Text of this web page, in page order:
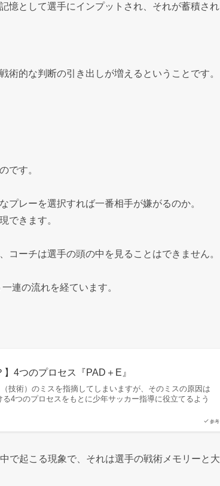
憶として選手にインプットされ、それが蓄積され
的な判断の引き出しが増えるということです。
です。
レーを選択すれば一番相手が嫌がるのか。
できます。
コーチは選手の頭の中を見ることはできません。
連の流れを経ています。
参考
4つのプロセス『PAD＋E』
技術）のミスを指摘してしまいますが、そのミスの原因は
4つのプロセスをもとに少年サッカー指導に役立てるよう
で起こる現象で、それは選手の戦術メモリーと大